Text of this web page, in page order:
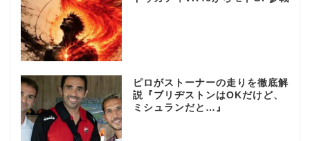
ピロがストーナーの走りを徹底解
説『ブリヂストンはOKだけど、
ミシュランだと…』